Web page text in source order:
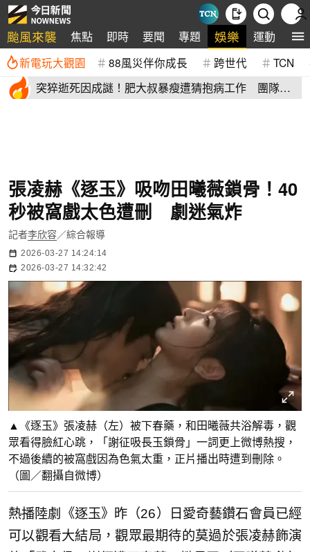
颱風來襲 焦點 即時 要聞 專題 娛樂 運動 全
新電玩大觀園 88風災伴你成長 跨世代 TCN
突猝逝死因成謎！肥大叔暴瘦遭猜抱病工作 團隊宣
張凌赫《逐玉》吸吻田曦薇鎖骨！40
秒被窩戲太色遭刪 劇迷氣炸
記者李欣容／綜合報導
2026-03-27 14:24:14
2026-03-27 14:32:42
▲《逐玉》張凌赫（左）被下春藥，和田曦薇共浴解毒，觀
眾看得臉紅心跳，「謝征吸長玉鎖骨」一詞更上微博熱搜，
不過後續的被窩戲因為色氣太重，正片播出時遭到刪除。
（圖／翻攝自微博）
熱播陸劇《逐玉》昨（26）日愛奇藝鑽石會員已經
可以觀看大結局，觀眾最期待的莫過於張凌赫飾演